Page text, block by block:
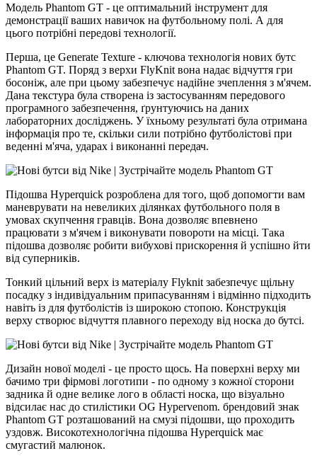
Модель Phantom GT - це оптимальний інструмент для
демонстрації ваших навичок на футбольному полі. А для
цього потрібні передові технології.
Перша, це Generate Texture - ключова технологія нових бутс
Phantom GT. Поряд з верхи FlyKnit вона надає відчуття гри
босоніж, але при цьому забезпечує надійне зчеплення з м'ячем.
Дана текстура була створена із застосуванням передового
програмного забезпечення, ґрунтуючись на даних
лабораторних досліджень. У їхньому результаті була отримана
інформація про те, скільки сили потрібно футболістові при
веденні м'яча, ударах і виконанні передач.
Підошва Hyperquick розроблена для того, щоб допомогти вам
маневрувати на невеликих ділянках футбольного поля в
умовах скупчення гравців. Вона дозволяє впевнено
працювати з м'ячем і виконувати повороти на місці. Така
підошва дозволяє робити вибухові прискорення й успішно йти
від суперників.
Тонкий цільний верх із матеріалу Flyknit забезпечує щільну
посадку з індивідуальним припасуванням і відмінно підходить
навіть із для футболістів із широкою стопою. Конструкція
верху створює відчуття плавного переходу від носка до бутсі.
Дизайн нової моделі - це просто щось. На поверхні верху ми
бачимо три фірмові логотипи - по одному з кожної сторони
задника й одне велике лого в області носка, що візуально
відсилає нас до стилістики OG Hypervenom. брендовий знак
Phantom GT розташований на смузі підошви, що проходить
уздовж. Високотехнологічна підошва Hyperquick має
смугастий малюнок.